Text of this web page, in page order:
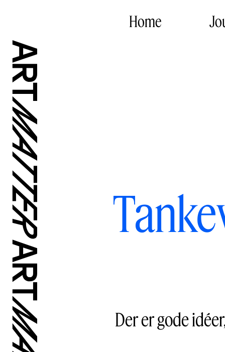
Home
Der er gode